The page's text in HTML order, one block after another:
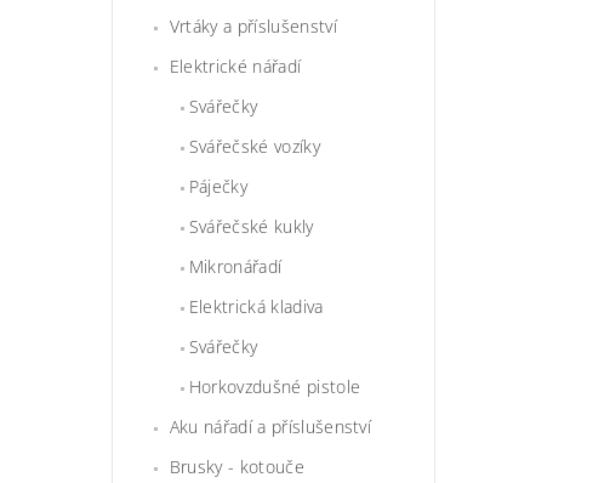
Vrtáky a příslušenství
Elektrické nářadí
Svářečky
Svářečské vozíky
Páječky
Svářečské kukly
Mikronářadí
Elektrická kladiva
Svářečky
Horkovzdušné pistole
Aku nářadí a příslušenství
Brusky - kotouče